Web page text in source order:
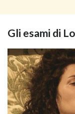
Gli esami di